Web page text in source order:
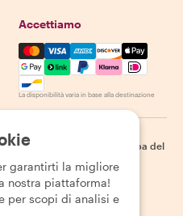
Accettiamo
Mastercard, Visa, Amex,
La disponibilità varia in base alla destinazione
sulla privacy
Mappa del
garantirti la migliore
nostra piattaforma!
per scopi di analisi e